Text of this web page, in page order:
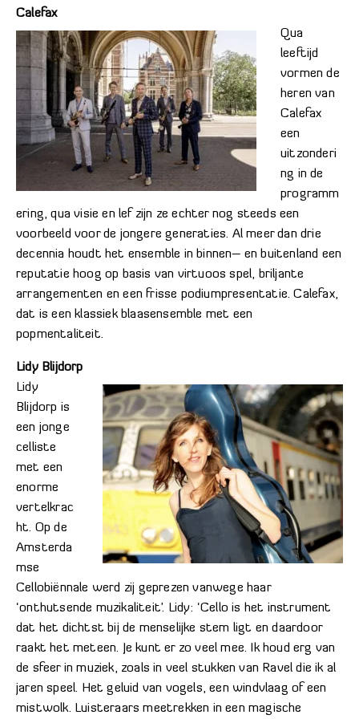
Calefax
Qua
leeftijd
vormen de
heren van
Calefax
een
uitzonderi
ng in de
programm
ering, qua visie en lef zijn ze echter nog steeds een
voorbeeld voor de jongere generaties. Al meer dan drie
decennia houdt het ensemble in binnen– en buitenland een
reputatie hoog op basis van virtuoos spel, briljante
arrangementen en een frisse podiumpresentatie. Calefax,
dat is een klassiek blaasensemble met een
popmentaliteit.
Lidy Blijdorp
Lidy
Blijdorp is
een jonge
celliste
met een
enorme
vertelkrac
ht. Op de
Amsterda
mse
Cellobiënnale werd zij geprezen vanwege haar
‘onthutsende muzikaliteit’. Lidy: ‘Cello is het instrument
dat het dichtst bij de menselijke stem ligt en daardoor
raakt het meteen. Je kunt er zo veel mee. Ik houd erg van
de sfeer in muziek, zoals in veel stukken van Ravel die ik al
jaren speel. Het geluid van vogels, een windvlaag of een
mistwolk. Luisteraars meetrekken in een magische